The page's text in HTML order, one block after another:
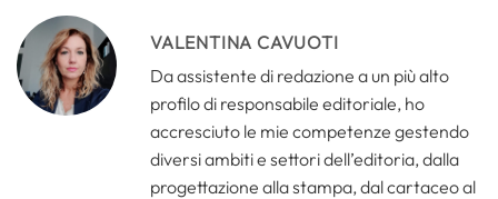
VALENTINA CAVUOTI
Da assistente di redazione a un più alto
profilo di responsabile editoriale, ho
accresciuto le mie competenze gestendo
diversi ambiti e settori dell’editoria, dalla
progettazione alla stampa, dal cartaceo al